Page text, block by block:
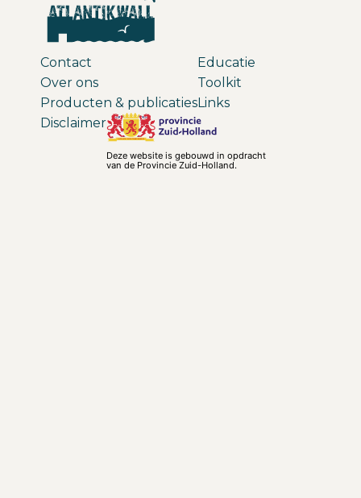
Contact
Over ons
Producten & publicaties
Educatie
Toolkit
Links
Disclaimer
Deze website is gebouwd in opdracht
van de Provincie Zuid-Holland.